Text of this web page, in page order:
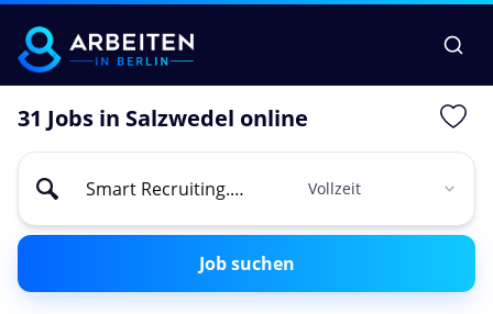
31 Jobs in Salzwedel online
Job suchen